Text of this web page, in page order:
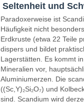
Seltenheit und
Paradoxerweise ist
Häufigkeit nicht
Erdkruste (etwa 22 Teile
dispers und bildet
Lagerstätten. Es kommt
Mineralien vor,
Aluminiumerzen. Die
((Sc,Y)₂Si₂O₇) und
sind. Scandium wird